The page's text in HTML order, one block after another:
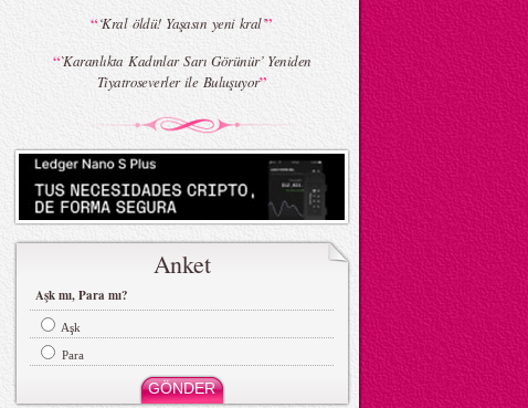
“‘Kral öldü! Yaşasın yeni kral’”
“`Karanlıkta Kadınlar Sarı Görünür’ Yeniden
Tiyatroseverler ile Buluşuyor”
Anket
Aşk mı, Para mı?
Aşk
Para